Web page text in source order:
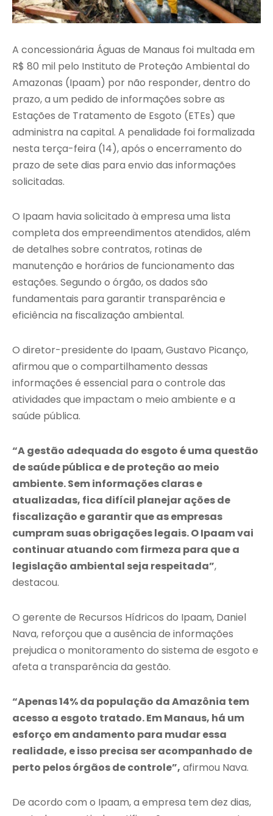
A concessionária Águas de Manaus foi multada em
R$ 80 mil pelo Instituto de Proteção Ambiental do
Amazonas (Ipaam) por não responder, dentro do
prazo, a um pedido de informações sobre as
Estações de Tratamento de Esgoto (ETEs) que
administra na capital. A penalidade foi formalizada
nesta terça-feira (14), após o encerramento do
prazo de sete dias para envio das informações
solicitadas.
O Ipaam havia solicitado à empresa uma lista
completa dos empreendimentos atendidos, além
de detalhes sobre contratos, rotinas de
manutenção e horários de funcionamento das
estações. Segundo o órgão, os dados são
fundamentais para garantir transparência e
eficiência na fiscalização ambiental.
O diretor-presidente do Ipaam, Gustavo Picanço,
afirmou que o compartilhamento dessas
informações é essencial para o controle das
atividades que impactam o meio ambiente e a
saúde pública.
“A gestão adequada do esgoto é uma questão
de saúde pública e de proteção ao meio
ambiente. Sem informações claras e
atualizadas, fica difícil planejar ações de
fiscalização e garantir que as empresas
cumpram suas obrigações legais. O Ipaam vai
continuar atuando com firmeza para que a
legislação ambiental seja respeitada”,
destacou.
O gerente de Recursos Hídricos do Ipaam, Daniel
Nava, reforçou que a ausência de informações
prejudica o monitoramento do sistema de esgoto e
afeta a transparência da gestão.
“Apenas 14% da população da Amazônia tem
acesso a esgoto tratado. Em Manaus, há um
esforço em andamento para mudar essa
realidade, e isso precisa ser acompanhado de
perto pelos órgãos de controle”, afirmou Nava.
De acordo com o Ipaam, a empresa tem dez dias,